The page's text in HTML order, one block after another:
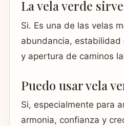
La vela verde
Si. Es una de las velas
abundancia, estabilidad
y apertura de caminos
Puedo usar vela
Si, especialmente para
armonia, confianza y